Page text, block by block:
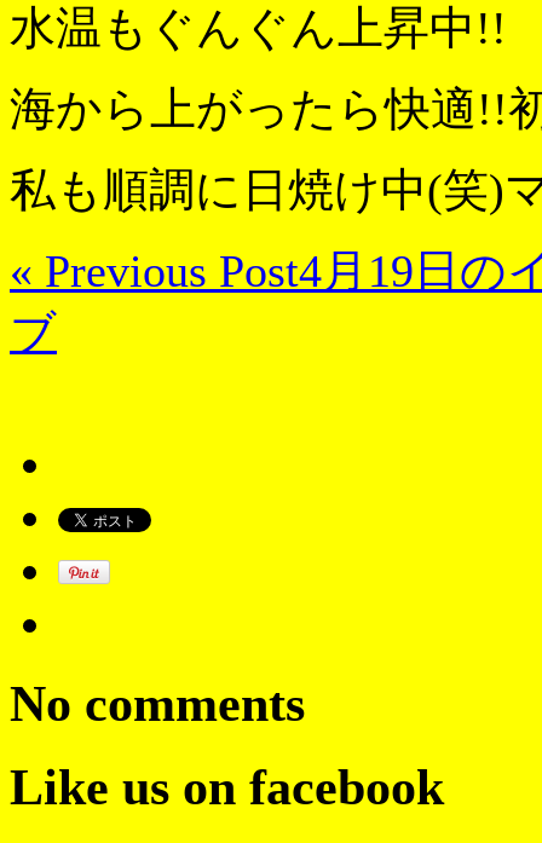
水温もぐんぐん上昇中!!
海から上がったら快適!!
私も順調に日焼け中(笑)
« Previous Post4月19日の
ブ
No comments
Like us on facebook